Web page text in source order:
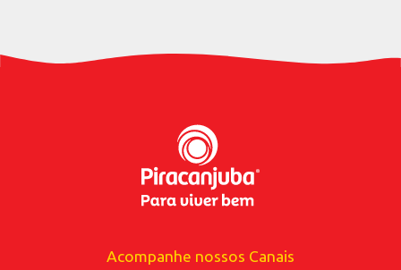
Sobrenome
*Ao enviar esse formulário, você confirma ter 18
Acompanhe nossos Canais